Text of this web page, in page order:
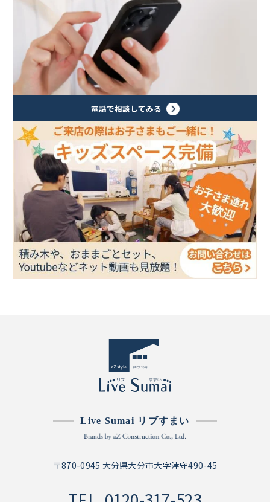
電話で相談してみる
Live Sumai リブすまい
〒870-0945 大分県大分市大字津守490-45